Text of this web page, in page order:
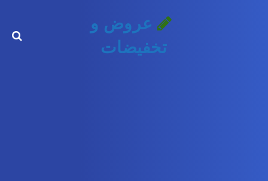
عروض و
تخفيضات